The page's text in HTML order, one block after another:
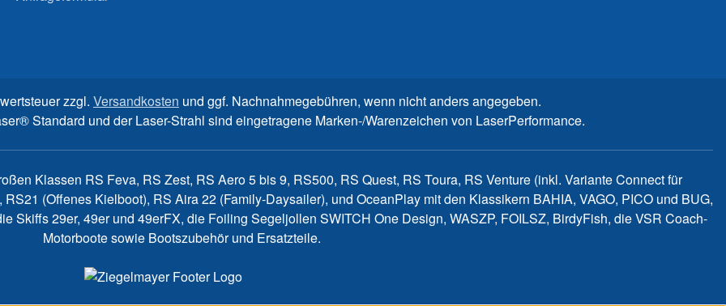
zzgl. Versandkosten und ggf. Nachnahmegebühren, wenn nicht anders angegeben.
Standard und der Laser-Strahl sind eingetragene Marken-/Warenzeichen von LaserPerformance.
Klassen RS Feva, RS Zest, RS Aero 5 bis 9, RS500, RS Quest, RS Toura, RS Venture (inkl. Variante Connect für
(Offenes Kielboot), RS Aira 22 (Family-Daysailer), und OceanPlay mit den Klassikern BAHIA, VAGO, PICO und BUG,
Skiffs 29er, 49er und 49erFX, die Foiling Segeljollen SWITCH One Design, WASZP, FOILSZ, BirdyFish, die VSR Coach-
Motorboote sowie Bootszubehör und Ersatzteile.